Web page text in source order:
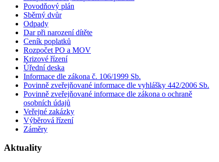
Povodňový plán
Sběrný dvůr
Odpady
Dar při narození dítěte
Ceník poplatků
Rozpočet PO a MOV
Krizové řízení
Úřední deska
Informace dle zákona č. 106/1999 Sb.
Povinně zveřejňované informace dle vyhlášky 442/2006 Sb.
Povinně zveřejňované informace dle zákona o ochraně
osobních údajů
Veřejné zakázky
Výběrová řízení
Záměry
Aktuality